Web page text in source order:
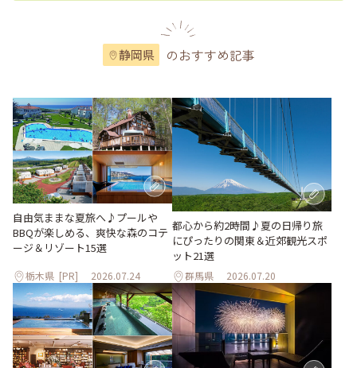
静岡県 のおすすめ記事
自由気ままな夏旅へ♪プールや
BBQが楽しめる、爽快な森のコテ
ージ＆リゾート15選
栃木県 [PR] 2026.07.24
都心から約2時間♪夏の日帰り旅
にぴったりの関東＆近郊観光スポ
ット21選
群馬県 2026.07.20